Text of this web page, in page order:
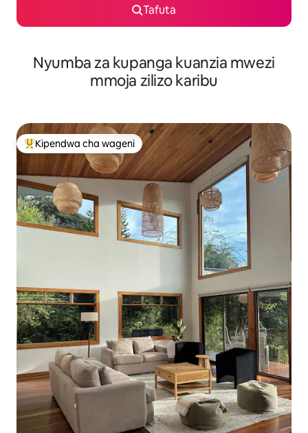
Tafuta
Nyumba za kupanga kuanzia mwezi
mmoja zilizo karibu
Kipendwa maarufu cha wageni
Kipendwa cha wageni